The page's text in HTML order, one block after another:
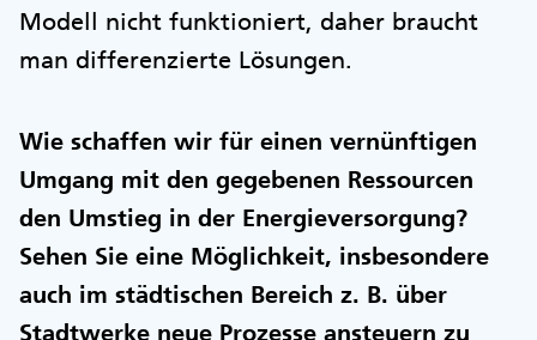
Modell nicht funktioniert, daher braucht
man differenzierte Lösungen.
Wie schaffen wir für einen vernünftigen
Umgang mit den gegebenen Ressourcen
den Umstieg in der Energieversorgung?
Sehen Sie eine Möglichkeit, insbesondere
auch im städtischen Bereich z. B. über
Stadtwerke neue Prozesse ansteuern zu